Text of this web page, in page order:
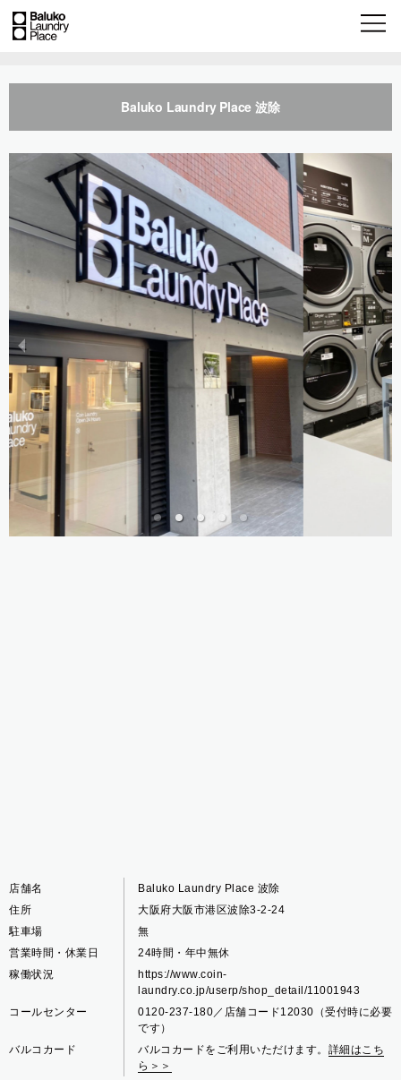
Baluko Laundry Place 波除
店舗名
Baluko Laundry Place 波除
住所
大阪府大阪市港区波除3-2-24
駐車場
無
営業時間・休業日
24時間・年中無休
稼働状況
https://www.coin-
laundry.co.jp/userp/shop_detail/11001943
コールセンター
0120-237-180／店舗コード12030（受付時に必要
です）
バルコカード
バルコカードをご利用いただけます。 詳細はこち
ら＞＞